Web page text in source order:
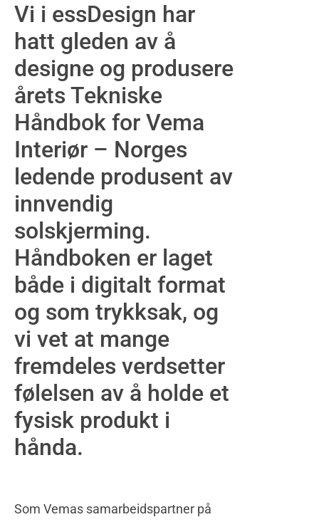
Vi i essDesign har
hatt gleden av å
designe og produsere
årets Tekniske
Håndbok for Vema
Interiør – Norges
ledende produsent av
innvendig
solskjerming.
Håndboken er laget
både i digitalt format
og som trykksak, og
vi vet at mange
fremdeles verdsetter
følelsen av å holde et
fysisk produkt i
hånda.
Som Vemas samarbeidspartner på